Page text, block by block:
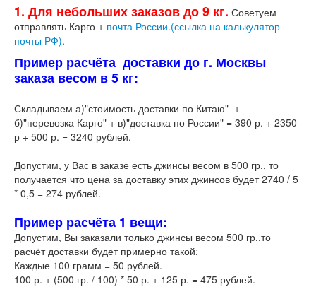
1. Для небольших заказов до 9 кг. Советуем
отправлять Карго + почта России.(ссылка на калькулятор
почты РФ).
Пример расчёта доставки до г. Москвы
заказа весом в 5 кг:
Складываем а)"стоимость доставки по Китаю" +
б)"перевозка Карго" + в)"доставка по России" = 390 р. + 2350
р + 500 р. = 3240 рублей.
Допустим, у Вас в заказе есть джинсы весом в 500 гр., то
получается что цена за доставку этих джинсов будет 2740 / 5
* 0,5 = 274 рублей.
Пример расчёта 1 вещи:
Допустим, Вы заказали только джинсы весом 500 гр.,то
расчёт доставки будет примерно такой:
Каждые 100 грамм = 50 рублей.
100 р. + (500 гр. / 100) * 50 р. + 125 р. = 475 рублей.